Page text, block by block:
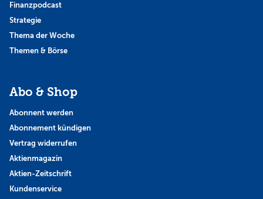
Finanzpodcast
Strategie
Thema der Woche
Themen & Börse
Abo & Shop
Abonnent werden
Abonnement kündigen
Vertrag widerrufen
Aktienmagazin
Aktien-Zeitschrift
Kundenservice